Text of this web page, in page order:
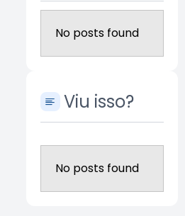
No posts found
Viu isso?
No posts found